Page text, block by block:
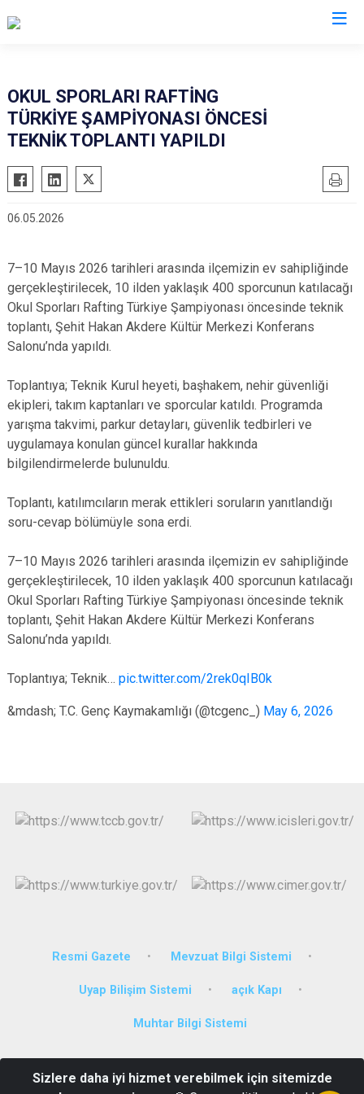
Adaklı
Karlıova
OKUL SPORLARI RAFTİNG
TÜRKİYE ŞAMPİYONASI ÖNCESİ
TEKNİK TOPLANTI YAPILDI
06.05.2026
7–10 Mayıs 2026 tarihleri arasında ilçemizin ev sahipliğinde
gerçekleştirilecek, 10 ilden yaklaşık 400 sporcunun katılacağı
Okul Sporları Rafting Türkiye Şampiyonası öncesinde teknik
toplantı, Şehit Hakan Akdere Kültür Merkezi Konferans
Salonu’nda yapıldı.
Toplantıya; Teknik Kurul heyeti, başhakem, nehir güvenliği
ekipleri, takım kaptanları ve sporcular katıldı. Programda
yarışma takvimi, parkur detayları, güvenlik tedbirleri ve
uygulamaya konulan güncel kurallar hakkında
bilgilendirmelerde bulunuldu.
Toplantı, katılımcıların merak ettikleri soruların yanıtlandığı
soru-cevap bölümüyle sona erdi.
7–10 Mayıs 2026 tarihleri arasında ilçemizin ev sahipliğinde
gerçekleştirilecek, 10 ilden yaklaşık 400 sporcunun katılacağı
Okul Sporları Rafting Türkiye Şampiyonası öncesinde teknik
toplantı, Şehit Hakan Akdere Kültür Merkezi Konferans
Salonu’nda yapıldı.
Toplantıya; Teknik… pic.twitter.com/2rek0qIB0k
&mdash; T.C. Genç Kaymakamlığı (@tcgenc_) May 6, 2026
Resmi Gazete Mevzuat Bilgi Sistemi
Uyap Bilişim Sistemi açık Kapı
Muhtar Bilgi Sistemi
Genç/BİNGÖL
Sizlere daha iyi hizmet verebilmek için sitemizde